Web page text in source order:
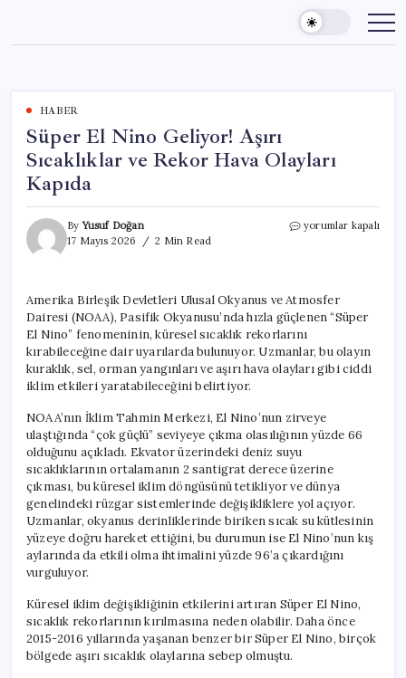
content
HABER
Süper El Nino Geliyor! Aşırı
Sıcaklıklar ve Rekor Hava Olayları
Kapıda
ByYusuf Doğan
17 Mayıs 2026
2 Min Read
Süper
Sıcaklıklar
ve
Rekor
Hava
Olayları
Kapıda
yorumlar kapalı
Amerika Birleşik Devletleri Ulusal Okyanus ve Atmosfer
Dairesi (NOAA), Pasifik Okyanusu’nda hızla güçlenen “Süper
El Nino” fenomeninin, küresel sıcaklık rekorlarını
kırabileceğine dair uyarılarda bulunuyor. Uzmanlar, bu olayın
kuraklık, sel, orman yangınları ve aşırı hava olayları gibi ciddi
iklim etkileri yaratabileceğini belirtiyor.
NOAA’nın İklim Tahmin Merkezi, El Nino’nun zirveye
ulaştığında “çok güçlü” seviyeye çıkma olasılığının yüzde 66
olduğunu açıkladı. Ekvator üzerindeki deniz suyu
sıcaklıklarının ortalamanın 2 santigrat derece üzerine
çıkması, bu küresel iklim döngüsünü tetikliyor ve dünya
genelindeki rüzgar sistemlerinde değişikliklere yol açıyor.
Uzmanlar, okyanus derinliklerinde biriken sıcak su kütlesinin
yüzeye doğru hareket ettiğini, bu durumun ise El Nino’nun kış
aylarında da etkili olma ihtimalini yüzde 96’a çıkardığını
vurguluyor.
Küresel iklim değişikliğinin etkilerini artıran Süper El Nino,
sıcaklık rekorlarının kırılmasına neden olabilir. Daha önce
2015-2016 yıllarında yaşanan benzer bir Süper El Nino, birçok
bölgede aşırı sıcaklık olaylarına sebep olmuştu.